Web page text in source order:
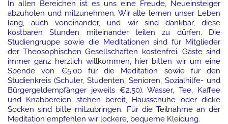
In allen Bereichen ist es uns eine Freude, Neueinsteiger
abzuholen und mitzunehmen. Wir alle lernen unser Leben
lang, auch voneinander, und wir sind dankbar, diese
kostbaren Stunden miteinander teilen zu dürfen. Die
Studiengruppe sowie die Meditationen sind für Mitglieder
der Theosophischen Gesellschaften kostenfrei. Gäste sind
immer ganz herzlich willkommen, hier bitten wir um eine
Spende von €5.00 für die Meditation sowie für den
Studienkreis (Schüler, Studenten, Senioren, Sozialhilfe- und
Bürgergeldempfänger jeweils €2.50). Wasser, Tee, Kaffee
und Knabbereien stehen bereit, Hausschuhe oder dicke
Socken sind bitte mitzubringen. Für die Teilnahme an der
Meditation empfehlen wir lockere, bequeme Kleidung.